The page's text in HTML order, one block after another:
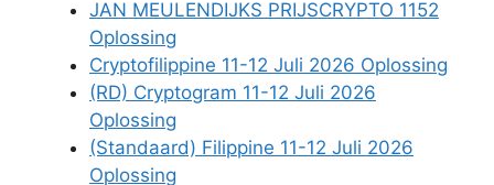
JAN MEULENDIJKS PRIJSCRYPTO 1152
Oplossing
Cryptofilippine 11-12 Juli 2026 Oplossing
(RD) Cryptogram 11-12 Juli 2026
Oplossing
(Standaard) Filippine 11-12 Juli 2026
Oplossing